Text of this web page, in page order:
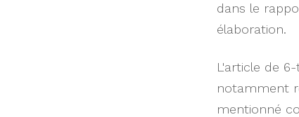
dans le
élaboration.
L'article de
notamment
mentionné